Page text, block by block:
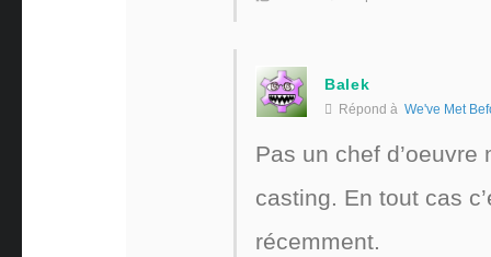
Balek
Répond à We've Met
Pas un chef
casting. En tout cas
récemment.